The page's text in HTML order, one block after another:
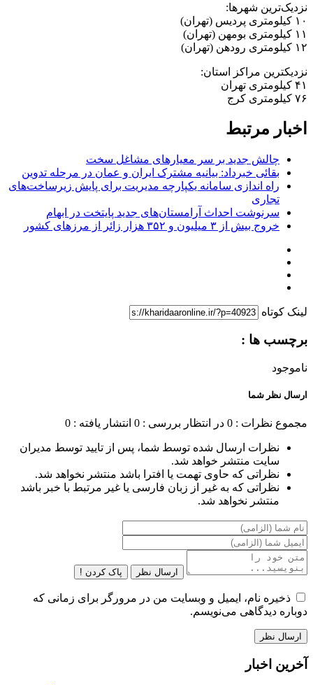
نزدیک‌ترین شهرها:
۱۰ کیلومتری پردیس (تهران)
۱۱ کیلومتری بومهن (تهران)
۱۲ کیلومتری رودهن (تهران)
نزدیکترین مراکز استان:
۴۱ کیلومتری تهران
۷۶ کیلومتری کرج
اخبار مرتبط
چالش جدید بر سر معیارهای مشاغل سخت
بقائی خبرداد: بیانیه مشترک ایران و عمان در مرحله تدوین
راه اندازی سامانه یکپارچه مدیریت برای پایش زیرساخت‌های
تجاری
سرنوشت احداث آرامستان‌های جدید پایتخت در ابهام
خروج بیش از ۳ میلیون و ۳۵۲ هزار زائر از مرزهای کشور
لینک کوتاه
برچسب ها :
ناموجود
ارسال نظر شما
مجموع نظرات : 0 در انتظار بررسی : 0 انتشار یافته : 0
نظرات ارسال شده توسط شما، پس از تایید توسط مدیران
سایت منتشر خواهد شد.
نظراتی که حاوی تهمت یا افترا باشد منتشر نخواهد شد.
نظراتی که به غیر از زبان فارسی یا غیر مرتبط با خبر باشد
منتشر نخواهد شد.
ارسال نظر پاک کردن !
ذخیره نام، ایمیل و وبسایت من در مرورگر برای زمانی که
دوباره دیدگاهی می‌نویسم.
آخرین اخبار